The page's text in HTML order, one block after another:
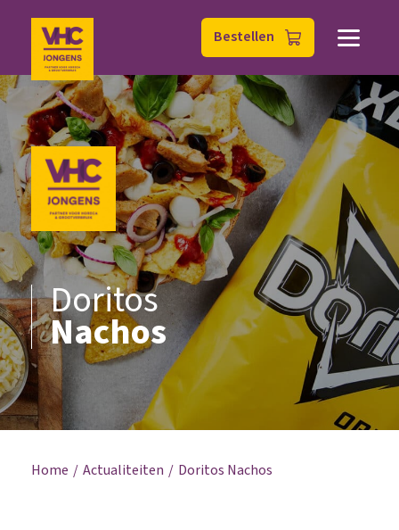
Bestellen
Doritos
Nachos
Home Actualiteiten Doritos Nachos